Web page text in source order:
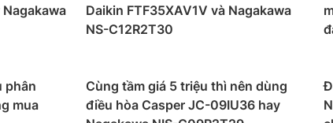
Daikin FTF35XAV1V và Nagakawa
NS-C12R2T30
phân
mua
Cùng tầm giá 5 triệu thì nên dùng
điều hòa Casper JC-09IU36 hay